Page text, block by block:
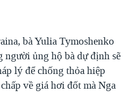
MẠI CỦA MỸ: QUÁ KHỨ VÀ HIỆN
bà Yulia Tymoshenko
người ủng hộ bà dự định sẽ
lý để chống thỏa hiệp
về giá hơi đốt mà Nga